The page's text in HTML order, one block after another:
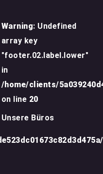
Warning: Undefined
array key
"footer.02.label.lower"
in
/home/clients/
on line 20
Unsere Büros